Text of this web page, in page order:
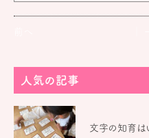
人気の記事
文字の知育は